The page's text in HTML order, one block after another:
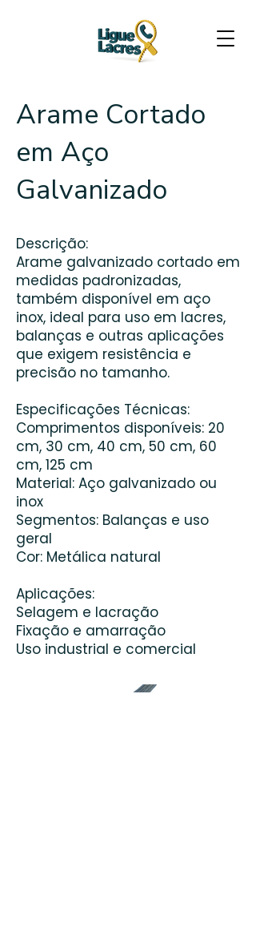
Arame Cortado
em Aço
Galvanizado
Descrição:
Arame galvanizado cortado em
medidas padronizadas,
também disponível em aço
inox, ideal para uso em lacres,
balanças e outras aplicações
que exigem resistência e
precisão no tamanho.
Especificações Técnicas:
Comprimentos disponíveis: 20
cm, 30 cm, 40 cm, 50 cm, 60
cm, 125 cm
Material: Aço galvanizado ou
inox
Segmentos: Balanças e uso
geral
Cor: Metálica natural
Aplicações:
Selagem e lacração
Fixação e amarração
Uso industrial e comercial